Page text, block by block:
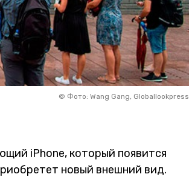
© Фото: Wang Gang, Globallookpress
iPhone, который появится
новый внешний вид.